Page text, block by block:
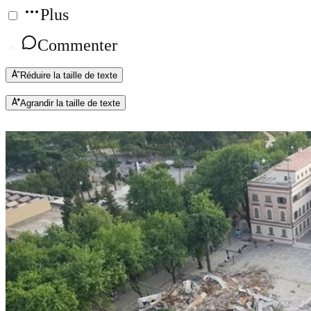
Plus
Commenter
Réduire la taille de texte
Agrandir la taille de texte